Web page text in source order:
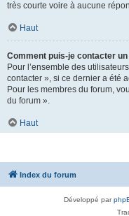
très courte voire à aucune
Haut
Comment puis-je contacter
Pour l’ensemble des
contacter », si ce dernier a été
Pour les membres du forum,
du forum ».
Haut
Index du forum
Développé par